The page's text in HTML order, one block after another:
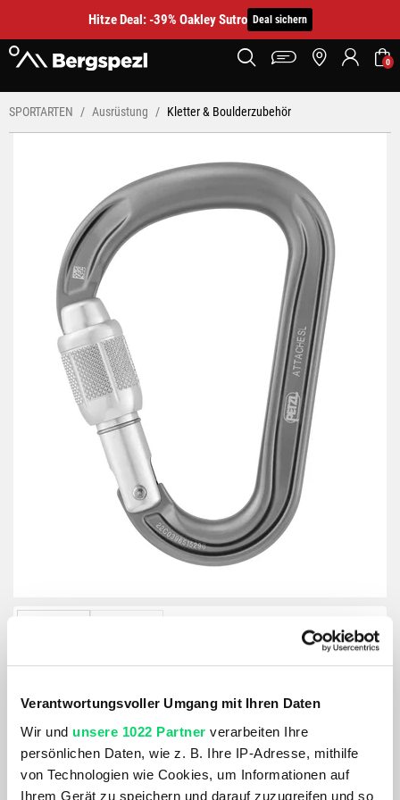
Verantwortungsvoller Umgang mit Ihren Daten
Wir und unsere 1022 Partner verarbeiten Ihre
persönlichen Daten, wie z. B. Ihre IP-Adresse, mithilfe
von Technologien wie Cookies, um Informationen auf
Ihrem Gerät zu speichern und darauf zuzugreifen und so
Hitze Deal: -39% Oakley Sutro Deal sichern
0
SPORTARTEN Ausrüstung Kletter & Boulderzubehör
Petzl Spirit Screwlock Attache grau